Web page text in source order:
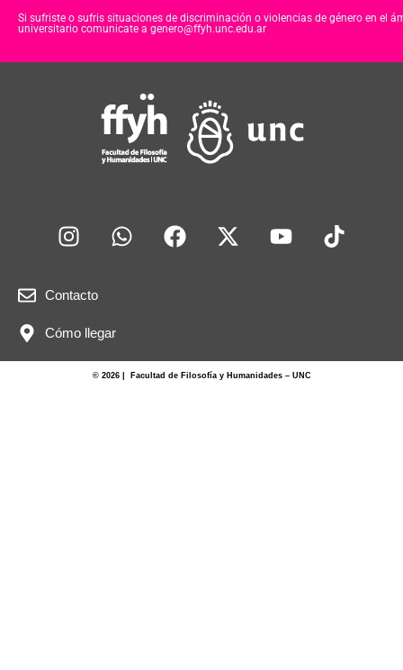
Si sufriste o sufris situaciones de discriminación o violencias de género en el
universitario comunicate a genero@ffyh.unc.edu.ar
Contacto
Cómo llegar
© 2026 | Facultad de Filosofía y Humanidades – UNC